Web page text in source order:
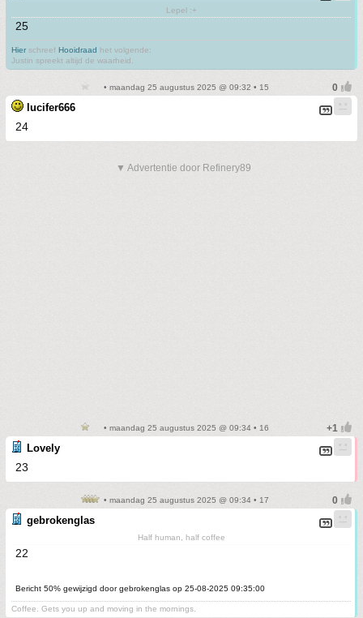
Lepel :+
25
Hier schreef Hooidraad het volgende:
Justin spreekt altijd de waarheid.
• maandag 25 augustus 2025 @ 09:32 • 15
lucifer666
24
▼ Advertentie door Refinery89
• maandag 25 augustus 2025 @ 09:34 • 16
Lovely
23
• maandag 25 augustus 2025 @ 09:34 • 17
gebrokenglas
Half human, half coffee
22
Bericht 50% gewijzigd door gebrokenglas op 25-08-2025 09:35:00
Coffee. Gets you up and moving in the mornings.